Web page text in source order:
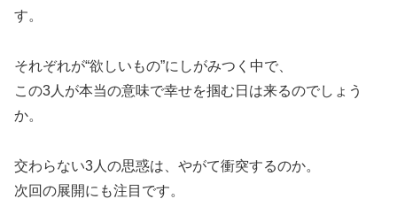
す。
それぞれが“欲しいもの”にしがみつく中で、
この3人が本当の意味で幸せを掴む日は来るのでしょう
か。
交わらない3人の思惑は、やがて衝突するのか。
次回の展開にも注目です。